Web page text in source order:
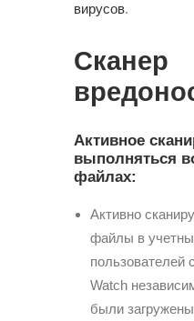
вирусов.
Сканер
Активное
выполняться
файлах:
Активно
файлы в
Watch
были загружены